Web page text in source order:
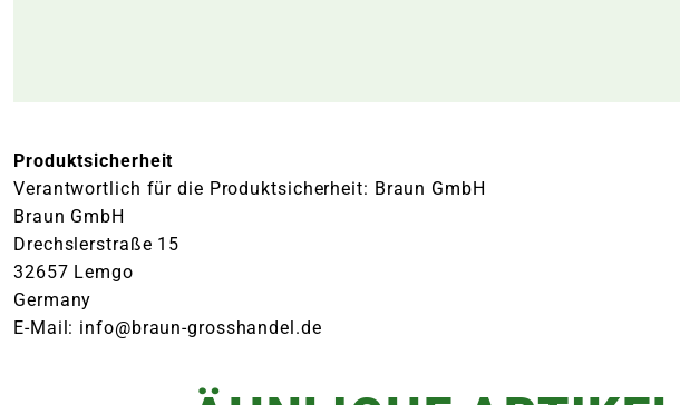
Produktsicherheit
Verantwortlich für die Produktsicherheit: Braun GmbH
Braun GmbH
Drechslerstraße 15
32657 Lemgo
Germany
E-Mail: info@braun-grosshandel.de